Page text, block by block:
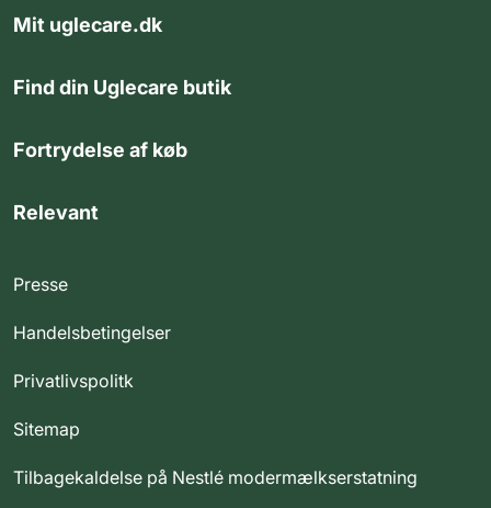
Mit uglecare.dk
Find din Uglecare butik
Fortrydelse af køb
Relevant
Presse
Handelsbetingelser
Privatlivspolitk
Sitemap
Tilbagekaldelse på Nestlé modermælkserstatning